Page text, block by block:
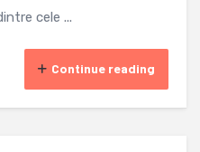
cele ...
Continue reading